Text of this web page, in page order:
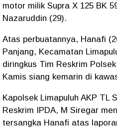
motor milik Supra X 125 BK
Nazaruddin (29).
Atas perbuatannya, Hanafi
Panjang, Kecamatan
diringkus Tim Reskrim
Kamis siang kemarin di
Kapolsek Limapuluh AKP TL
Reskrim IPDA, M Siregar
tersangka Hanafi atas